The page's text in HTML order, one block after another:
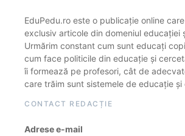
EduPedu.ro este o publicație online
exclusiv articole din domeniul educației
Urmărim constant cum sunt educați
cum face politicile din educație și
îi formează pe profesori, cât de
care trăim sunt sistemele de educație și
CONTACT REDACȚIE
Adrese e-mail